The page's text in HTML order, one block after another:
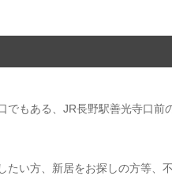
でもある、JR長野駅善光寺口前
たい方、新居をお探しの方等、